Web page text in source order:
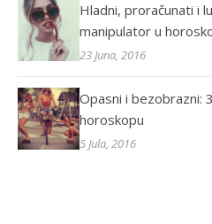
Hladni, proračunati i
manipulator u
23 Juna, 2016
Opasni i bezobrazni:
horoskopu
5 Jula, 2016